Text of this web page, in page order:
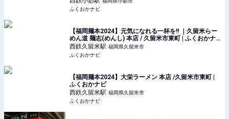
ふくおかナビ
【福岡麺本2024】元気になれる一杯を!! ｜久留米らー
めん道 麺志(めんし) 本店 / 久留米市東町 | ふくおかナ
ビ
西鉄久留米駅 福岡県久留米市
ふくおかナビ
【福岡麺本2024】大栄ラーメン 本店 /久留米市東町 |
ふくおかナビ
西鉄久留米駅 福岡県久留米市
ふくおかナビ